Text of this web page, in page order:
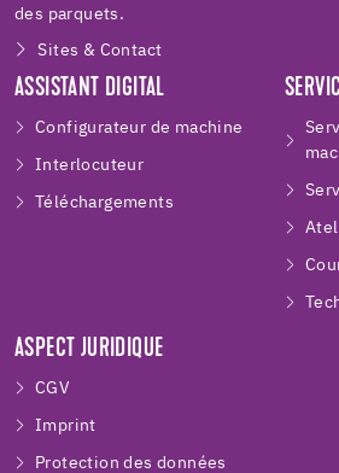
des parquets.
Sites & Contact
ASSISTANT DIGITAL
Configurateur de machine
Interlocuteur
Téléchargements
ASPECT JURIDIQUE
CGV
Imprint
Protection des données